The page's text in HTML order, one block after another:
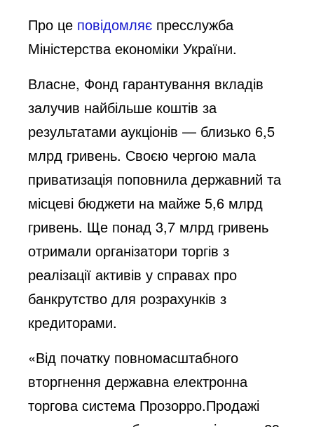
Про це повідомляє пресслужба
Міністерства економіки України.
Власне, Фонд гарантування вкладів
залучив найбільше коштів за
результатами аукціонів — близько 6,5
млрд гривень. Своєю чергою мала
приватизація поповнила державний та
місцеві бюджети на майже 5,6 млрд
гривень. Ще понад 3,7 млрд гривень
отримали організатори торгів з
реалізації активів у справах про
банкрутство для розрахунків з
кредиторами.
«Від початку повномасштабного
вторгнення державна електронна
торгова система Прозорро.Продажі